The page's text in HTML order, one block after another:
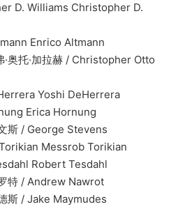
Christopher D.
Altmann
加拉赫 / Christopher Otto
Yoshi DeHerrera
Hornung
Stevens
Messrob Torikian
Tesdahl
Nawrot
Maymudes